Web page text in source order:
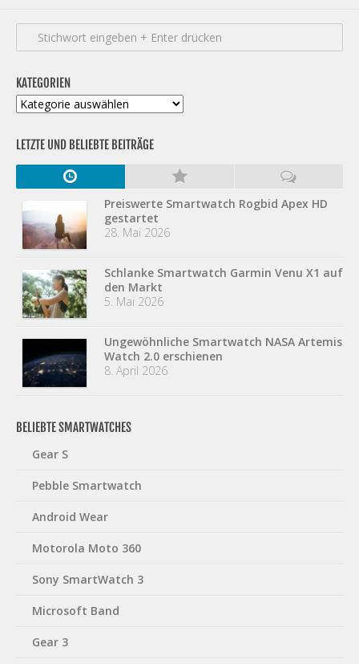
KATEGORIEN
Kategorien
LETZTE UND BELIEBTE BEITRÄGE
Preiswerte Smartwatch Rogbid Apex HD
gestartet
28. Mai 2026
Schlanke Smartwatch Garmin Venu X1 auf
den Markt
5. Mai 2026
Ungewöhnliche Smartwatch NASA Artemis
Watch 2.0 erschienen
8. April 2026
BELIEBTE SMARTWATCHES
Gear S
Pebble Smartwatch
Android Wear
Motorola Moto 360
Sony SmartWatch 3
Microsoft Band
Gear 3